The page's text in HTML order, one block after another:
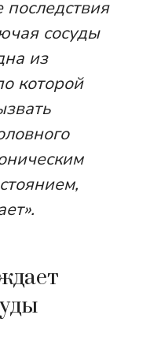
сосуды
из
которой